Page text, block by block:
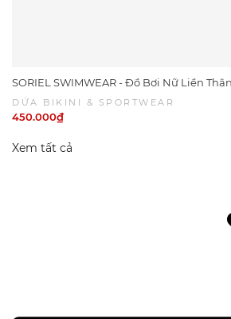
SORIEL SWIMWEAR - Đồ Bơi Nữ Liền
Kéo Chống Nắng Kín Đáo| DỨA BIKINI &
DỨA BIKINI & SPORTWEAR
450.000₫
Xem tất cả